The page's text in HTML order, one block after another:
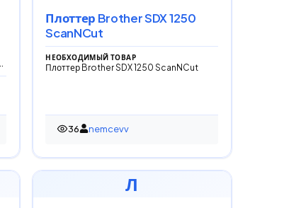
Плоттер Brother SDX 1250
ScanNCut
НЕОБХОДИМЫЙ ТОВАР
Плоттер Brother SDX 1250 ScanNCut
36
36 просмотров
nemcevv
Л